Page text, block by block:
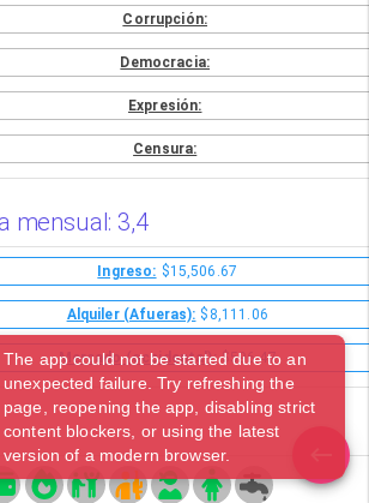
Corrupción:
Democracia:
Expresión:
Censura:
mensual: 3,4
Ingreso: $15,506.67
Alquiler (Afueras): $8,111.06
Mercado (occidental): $596.47
The app could not be started due to an
unexpected failure. Try refreshing the
page, reopening the app, disabling strict
content blockers, or using the latest
version of a modern browser.